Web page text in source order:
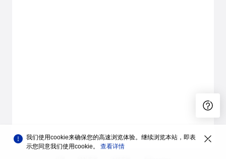
我们使用cookie来确保您的高速浏览体验。继续浏览本站，即表
示您同意我们使用cookie。 查看详情